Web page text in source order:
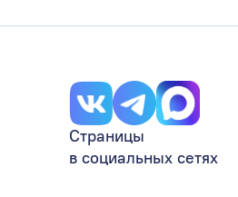
Страницы
в социальных сетях